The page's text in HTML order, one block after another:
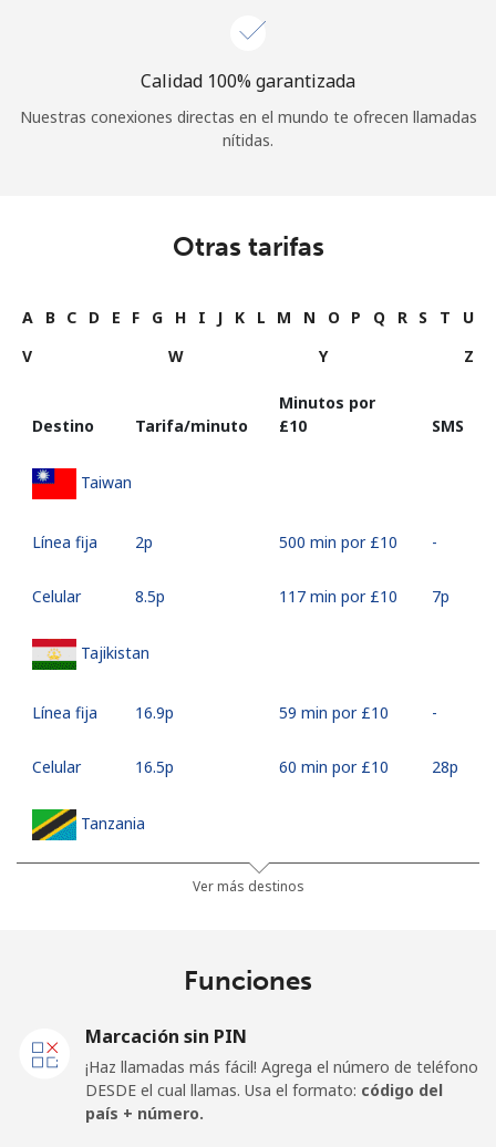
Calidad 100% garantizada
Nuestras conexiones directas en el mundo te ofrecen llamadas
nítidas.
Otras tarifas
A B C D E F G H I J K L M N O P Q R S T
U
V
W Y Z
Destino Tarifa/minuto
Minutos por
⁦£10⁩
SMS
Taiwan
Línea fija ⁦2p⁩ 500 min por ⁦£10⁩ -
Celular ⁦8.5p⁩ 117 min por ⁦£10⁩ ⁦7p⁩
Tajikistan
Línea fija ⁦16.9p⁩ 59 min por ⁦£10⁩ -
Celular ⁦16.5p⁩ 60 min por ⁦£10⁩ ⁦28p⁩
Tanzania
46 min por ⁦£10⁩
Línea fija
⁦2.1p⁩
Ver más destinos
Funciones
Marcación sin PIN
¡Haz llamadas más fácil! Agrega el número de teléfono
DESDE el cual llamas. Usa el formato: código del
país + número.